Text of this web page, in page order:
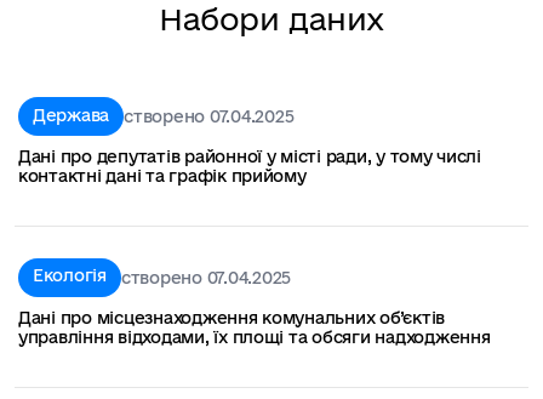
Набори даних
Держава створено 07.04.2025
Дані про депутатів районної у місті ради, у тому числі
контактні дані та графік прийому
Екологія створено 07.04.2025
Дані про місцезнаходження комунальних об’єктів
управління відходами, їх площі та обсяги надходження